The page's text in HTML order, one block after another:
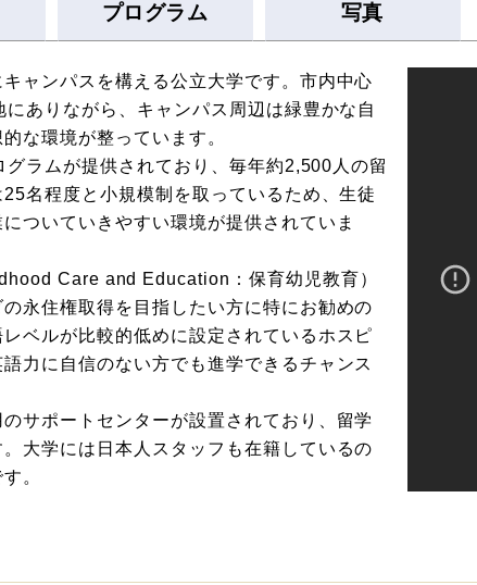
プログラム 写真
ャンパスを構える公立大学です。市内中心
ありながら、キャンパス周辺は緑豊かな自
な環境が整っています。
ラムが提供されており、毎年約2,500人の留
名程度と小規模制を取っているため、生徒
ついていきやすい環境が提供されていま
Care and Education：保育幼児教育）
永住権取得を目指したい方に特にお勧めの
ベルが比較的低めに設定されているホスピ
力に自信のない方でも進学できるチャンス
サポートセンターが設置されており、留学
大学には日本人スタッフも在籍しているの
。